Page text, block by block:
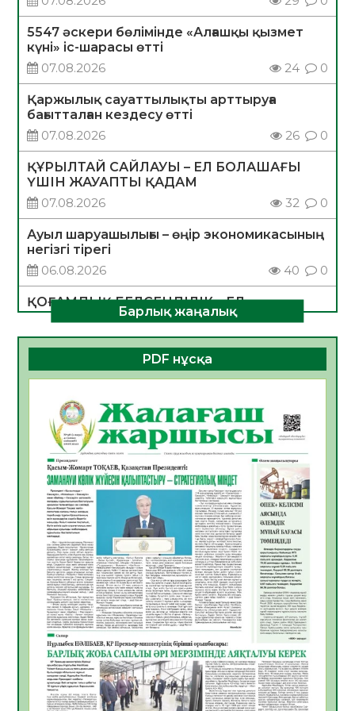
5547 әскери бөлімінде «Алғашқы қызмет
күні» іс-шарасы өтті
07.08.2026
24 0
Қаржылық сауаттылықты арттыруға
бағытталған кездесу өтті
07.08.2026
26 0
ҚҰРЫЛТАЙ САЙЛАУЫ – ЕЛ БОЛАШАҒЫ
ҮШІН ЖАУАПТЫ ҚАДАМ
07.08.2026
32 0
Ауыл шаруашылығы – өңір экономикасының
негізгі тірегі
06.08.2026
40 0
ҚОҒАМДЫҚ БЕЛСЕНДІЛІК – ЕЛ
ДАМУЫНЫҢ НЕГІЗІ
06.08.2026
37 0
ҚҰРЫЛТАЙ САЙЛАУЫ – БОЛАШАҚҚА
06.08.2026
Инфекциялық ауруларға қарсы иммундау
жұмыстарының тиімділігі
06.08.2026
41
Көкжөтел ауруы туралы
06.08.2026
37
АПВ вакцинасы туралы мәлімет
06.08.2026
37
Open Air: Қызылорда облысы полиция
департаменті 20 мыңнан астам
көрерменнің қауіпсіздігін қамтамасыз етті
06.08.2026
49
ҚЫЗЫЛОРДАДА «САНАЛЫ ҰРПАҚ –
ЖАРҚЫН БОЛАШАҚ» АТТЫ КЕҢЕЙТІЛГЕН
Барлық жаңалық
PDF нұсқа